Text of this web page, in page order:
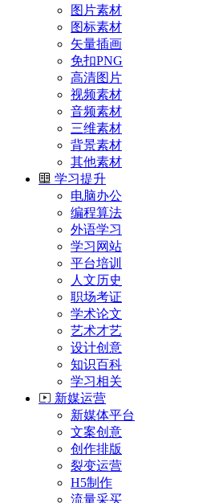
图片素材
图标素材
矢量插画
免扣PNG
高清图片
视频素材
音频素材
三维素材
背景素材
其他素材
学习提升
电脑办公
编程算法
外语学习
学习网站
平台培训
人文历史
职场考证
学术论文
艺术才艺
设计创意
知识百科
学习相关
新媒运营
新媒体平台
文案创意
创作排版
裂变运营
H5制作
流量采买